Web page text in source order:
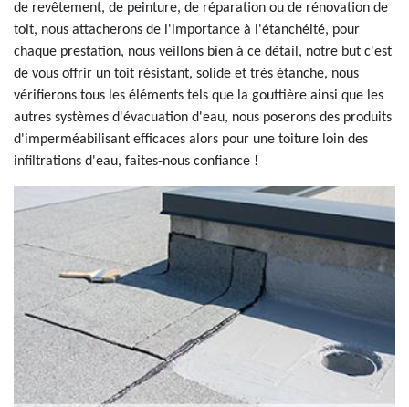
de revêtement, de peinture, de réparation ou de rénovation de
toit, nous attacherons de l'importance à l'étanchéité, pour
chaque prestation, nous veillons bien à ce détail, notre but c'est
de vous offrir un toit résistant, solide et très étanche, nous
vérifierons tous les éléments tels que la gouttière ainsi que les
autres systèmes d'évacuation d'eau, nous poserons des produits
d'imperméabilisant efficaces alors pour une toiture loin des
infiltrations d'eau, faites-nous confiance !